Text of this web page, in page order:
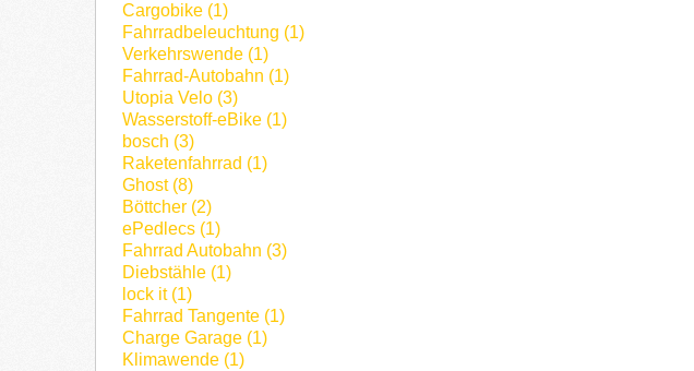
Cargobike (1)
Fahrradbeleuchtung (1)
Verkehrswende (1)
Fahrrad-Autobahn (1)
Utopia Velo (3)
Wasserstoff-eBike (1)
bosch (3)
Raketenfahrrad (1)
Ghost (8)
Böttcher (2)
ePedlecs (1)
Fahrrad Autobahn (3)
Diebstähle (1)
lock it (1)
Fahrrad Tangente (1)
Charge Garage (1)
Klimawende (1)